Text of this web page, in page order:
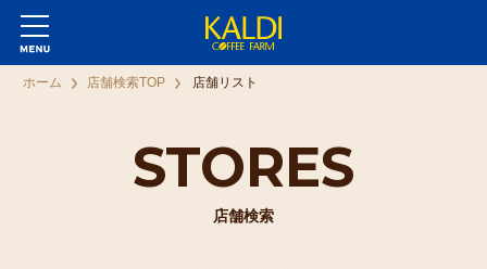
STORES
店舗検索
ホーム 店舗検索TOP 店舗リスト